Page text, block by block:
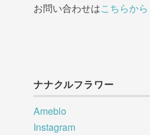
お問い合わせはこちらから
ナナクルフラワー
Ameblo
Instagram